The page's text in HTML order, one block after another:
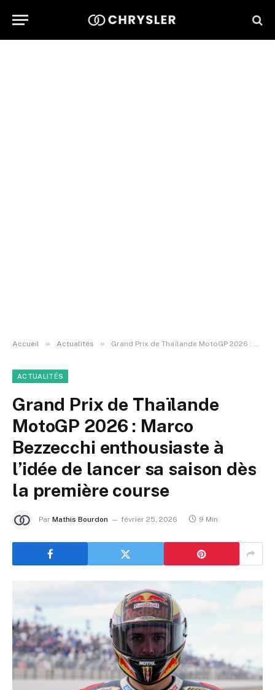
Accueil » Actualités » Grand Prix de Thaïlande MotoGP 2026 : Marco Bezzecchi enthousiaste à l’idée de lancer sa saison dès la première course
ACTUALITÉS
Grand Prix de Thaïlande
MotoGP 2026 : Marco
Bezzecchi enthousiaste à
l’idée de lancer sa saison dès
la première course
Par Mathis Bourdon février 25, 2026 9 Min